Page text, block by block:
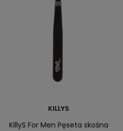
KILLYS
KillyS For Men Pęseta skośna